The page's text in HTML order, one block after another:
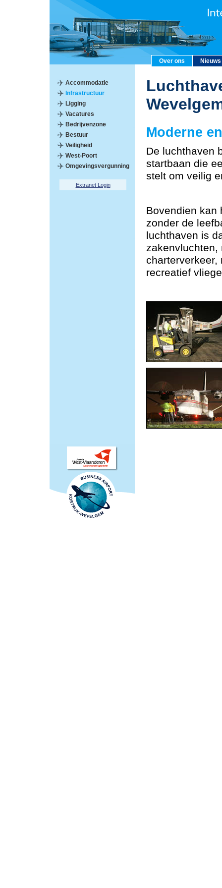
Over ons Nieuws
Accommodatie
Infrastructuur
Ligging
Vacatures
Bedrijvenzone
Bestuur
Veiligheid
West-Poort
Omgevingsvergunning
Extranet Login
Moderne
De luchthaven
startbaan die
stelt om veilig
Bovendien kan
zonder de
luchthaven is
zakenvluchten,
charterverkeer,
recreatief